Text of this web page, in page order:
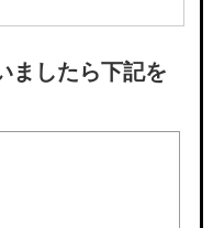
ましたら下記を